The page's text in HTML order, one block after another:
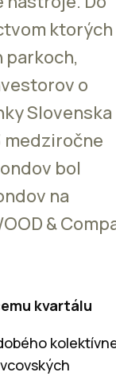
ktorých
o
Slovenska
medziročne
bol
na
&
kvartálu